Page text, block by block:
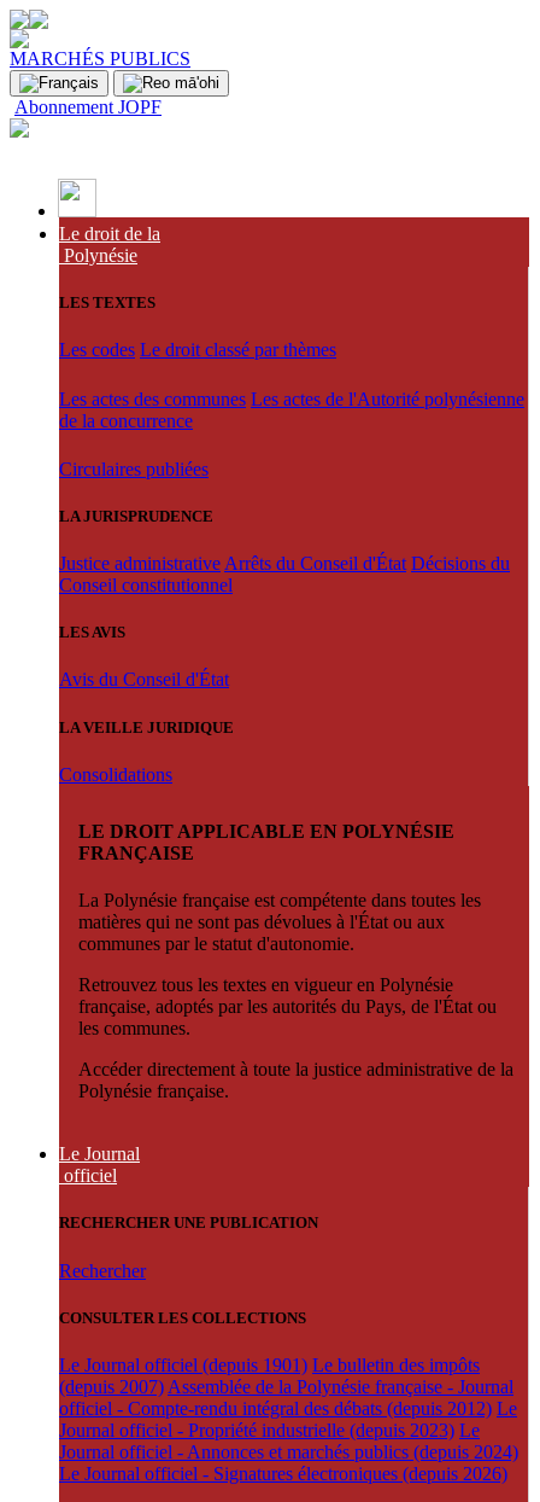
MARCHÉS PUBLICS
Abonnement JOPF
Le droit de la
Polynésie
LES TEXTES
Les codes Le droit classé par thèmes
Les actes des communes Les actes de l'Autorité polynésienne
de la concurrence
Circulaires publiées
LA JURISPRUDENCE
Justice administrative Arrêts du Conseil d'État Décisions du
Conseil constitutionnel
LES AVIS
Avis du Conseil d'État
LA VEILLE JURIDIQUE
Consolidations
LE DROIT APPLICABLE EN POLYNÉSIE
FRANÇAISE
La Polynésie française est compétente dans toutes les
matières qui ne sont pas dévolues à l'État ou aux
communes par le statut d'autonomie.
Retrouvez tous les textes en vigueur en Polynésie
française, adoptés par les autorités du Pays, de l'État ou
les communes.
Accéder directement à toute la justice administrative de la
Polynésie française.
Le Journal
officiel
RECHERCHER UNE PUBLICATION
Rechercher
CONSULTER LES COLLECTIONS
Le Journal officiel (depuis 1901) Le bulletin des impôts
(depuis 2007) Assemblée de la Polynésie française - Journal
officiel - Compte-rendu intégral des débats (depuis 2012) Le
Journal officiel - Propriété industrielle (depuis 2023) Le
Journal officiel - Annonces et marchés publics (depuis 2024)
Le Journal officiel - Signatures électroniques (depuis 2026)